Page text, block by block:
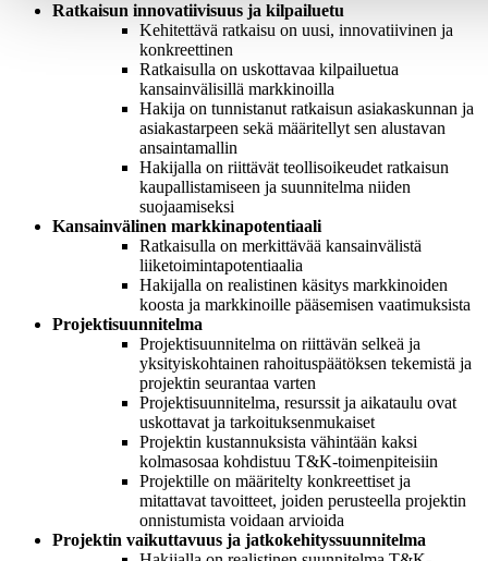
Ratkaisun innovatiivisuus ja kilpailuetu
Kehitettävä ratkaisu on uusi, innovatiivinen ja
konkreettinen
Ratkaisulla on uskottavaa kilpailuetua
kansainvälisillä markkinoilla
Hakija on tunnistanut ratkaisun asiakaskunnan ja
asiakastarpeen sekä määritellyt sen alustavan
ansaintamallin
Hakijalla on riittävät teollisoikeudet ratkaisun
kaupallistamiseen ja suunnitelma niiden
suojaamiseksi
Kansainvälinen markkinapotentiaali
Ratkaisulla on merkittävää kansainvälistä
liiketoimintapotentiaalia
Hakijalla on realistinen käsitys markkinoiden
koosta ja markkinoille pääsemisen vaatimuksista
Projektisuunnitelma
Projektisuunnitelma on riittävän selkeä ja
yksityiskohtainen rahoituspäätöksen tekemistä ja
projektin seurantaa varten
Projektisuunnitelma, resurssit ja aikataulu ovat
uskottavat ja tarkoituksenmukaiset
Projektin kustannuksista vähintään kaksi
kolmasosaa kohdistuu T&K-toimenpiteisiin
Projektille on määritelty konkreettiset ja
mitattavat tavoitteet, joiden perusteella projektin
onnistumista voidaan arvioida
Projektin vaikuttavuus ja jatkokehityssuunnitelma